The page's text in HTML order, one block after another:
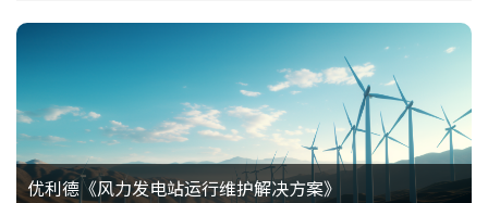
优利德《风力发电站运行维护解决方案》